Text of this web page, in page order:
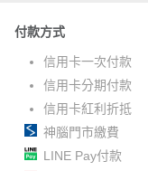
付款方式
信用卡一次付款
信用卡分期付款
信用卡紅利折抵
神腦門市繳費
LINE Pay付款